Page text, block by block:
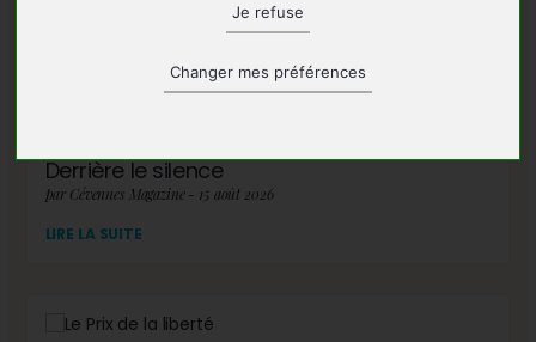
Je refuse
Changer mes préférences
A lire également
Derrière le silence
par Cévennes Magazine - 15 août 2026
LIRE LA SUITE